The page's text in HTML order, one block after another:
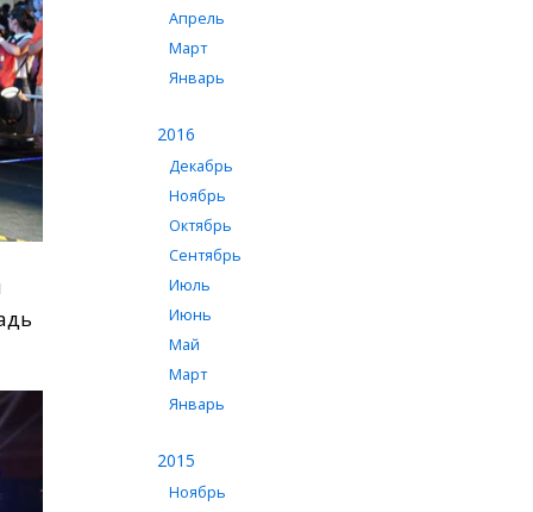
Апрель
Март
Январь
2016
Декабрь
Ноябрь
Октябрь
Сентябрь
Июль
Июнь
Май
Март
Январь
2015
Ноябрь